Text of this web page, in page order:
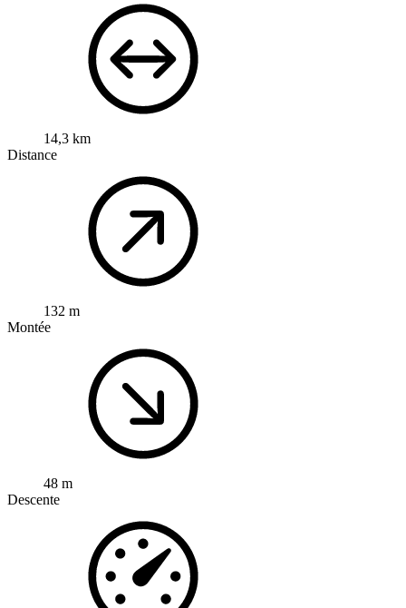
14,3 km
Distance
132 m
Montée
48 m
Descente